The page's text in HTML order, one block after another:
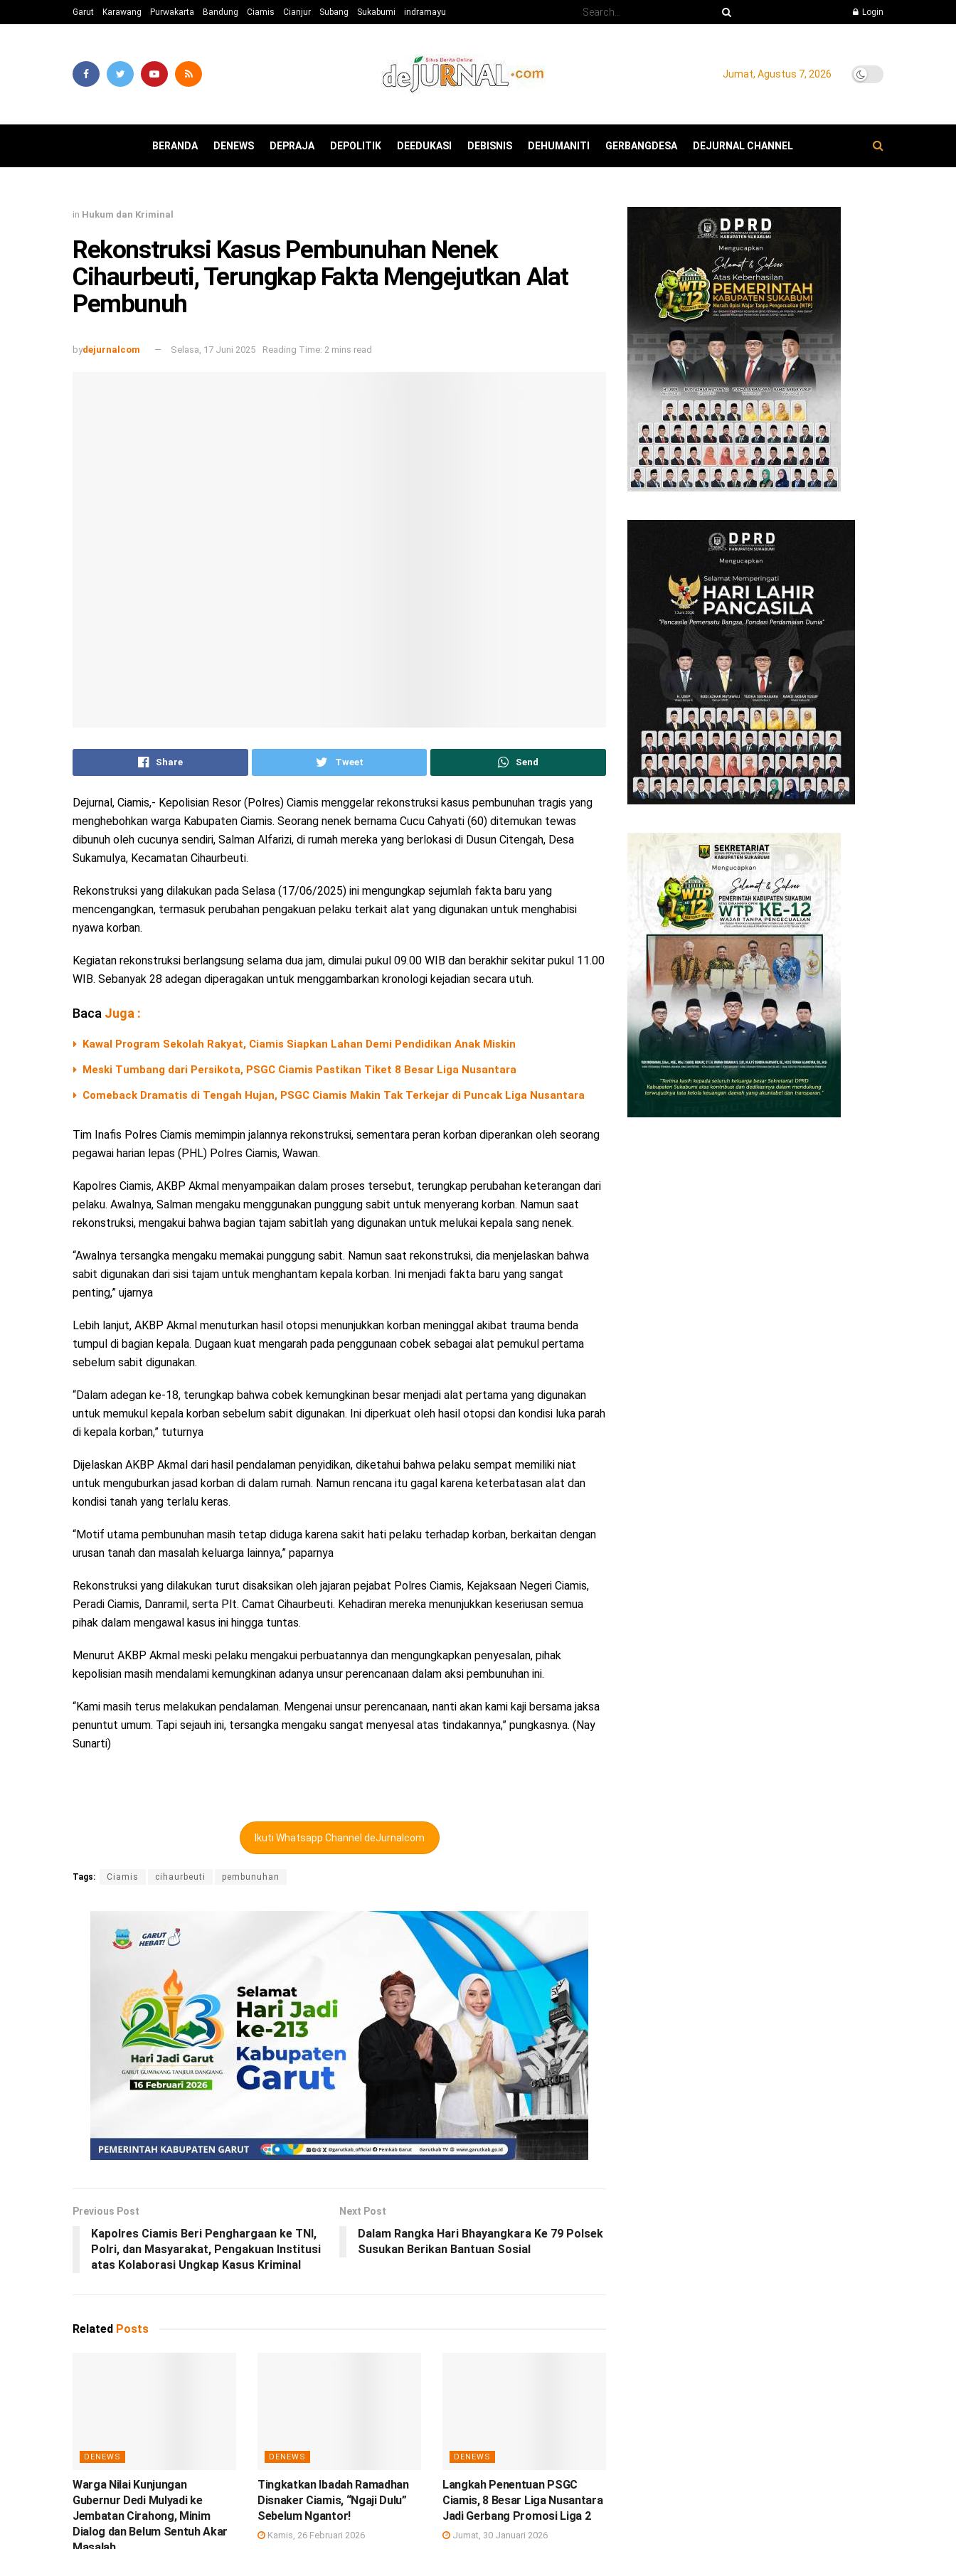
Garut Karawang Purwakarta Bandung Ciamis Cianjur Subang Sukabumi indramayu Login
Jumat, Agustus 7, 2026
BERANDA DENEWS DEPRAJA DEPOLITIK DEEDUKASI DEBISNIS DEHUMANITI GERBANGDESA DEJURNAL CHANNEL
in Hukum dan Kriminal
Rekonstruksi Kasus Pembunuhan Nenek
Cihaurbeuti, Terungkap Fakta Mengejutkan Alat
Pembunuh
bydejurnalcom Selasa, 17 Juni 2025 Reading Time: 2 mins read
Share Tweet Send
Dejurnal, Ciamis,- Kepolisian Resor (Polres) Ciamis menggelar rekonstruksi kasus pembunuhan tragis yang
menghebohkan warga Kabupaten Ciamis. Seorang nenek bernama Cucu Cahyati (60) ditemukan tewas
dibunuh oleh cucunya sendiri, Salman Alfarizi, di rumah mereka yang berlokasi di Dusun Citengah, Desa
Sukamulya, Kecamatan Cihaurbeuti.
Rekonstruksi yang dilakukan pada Selasa (17/06/2025) ini mengungkap sejumlah fakta baru yang
mencengangkan, termasuk perubahan pengakuan pelaku terkait alat yang digunakan untuk menghabisi
nyawa korban.
Kegiatan rekonstruksi berlangsung selama dua jam, dimulai pukul 09.00 WIB dan berakhir sekitar pukul 11.00
WIB. Sebanyak 28 adegan diperagakan untuk menggambarkan kronologi kejadian secara utuh.
Baca Juga :
Kawal Program Sekolah Rakyat, Ciamis Siapkan Lahan Demi Pendidikan Anak Miskin
Meski Tumbang dari Persikota, PSGC Ciamis Pastikan Tiket 8 Besar Liga Nusantara
Comeback Dramatis di Tengah Hujan, PSGC Ciamis Makin Tak Terkejar di Puncak Liga Nusantara
Tim Inafis Polres Ciamis memimpin jalannya rekonstruksi, sementara peran korban diperankan oleh seorang
pegawai harian lepas (PHL) Polres Ciamis, Wawan.
Kapolres Ciamis, AKBP Akmal menyampaikan dalam proses tersebut, terungkap perubahan keterangan dari
pelaku. Awalnya, Salman mengaku menggunakan punggung sabit untuk menyerang korban. Namun saat
rekonstruksi, mengakui bahwa bagian tajam sabitlah yang digunakan untuk melukai kepala sang nenek.
“Awalnya tersangka mengaku memakai punggung sabit. Namun saat rekonstruksi, dia menjelaskan bahwa
sabit digunakan dari sisi tajam untuk menghantam kepala korban. Ini menjadi fakta baru yang sangat
penting,” ujarnya
Lebih lanjut, AKBP Akmal menuturkan hasil otopsi menunjukkan korban meninggal akibat trauma benda
tumpul di bagian kepala. Dugaan kuat mengarah pada penggunaan cobek sebagai alat pemukul pertama
sebelum sabit digunakan.
“Dalam adegan ke-18, terungkap bahwa cobek kemungkinan besar menjadi alat pertama yang digunakan
untuk memukul kepala korban sebelum sabit digunakan. Ini diperkuat oleh hasil otopsi dan kondisi luka parah
di kepala korban,” tuturnya
Dijelaskan AKBP Akmal dari hasil pendalaman penyidikan, diketahui bahwa pelaku sempat memiliki niat
untuk menguburkan jasad korban di dalam rumah. Namun rencana itu gagal karena keterbatasan alat dan
kondisi tanah yang terlalu keras.
“Motif utama pembunuhan masih tetap diduga karena sakit hati pelaku terhadap korban, berkaitan dengan
urusan tanah dan masalah keluarga lainnya,” paparnya
Rekonstruksi yang dilakukan turut disaksikan oleh jajaran pejabat Polres Ciamis, Kejaksaan Negeri Ciamis,
Peradi Ciamis, Danramil, serta Plt. Camat Cihaurbeuti. Kehadiran mereka menunjukkan keseriusan semua
pihak dalam mengawal kasus ini hingga tuntas.
Menurut AKBP Akmal meski pelaku mengakui perbuatannya dan mengungkapkan penyesalan, pihak
kepolisian masih mendalami kemungkinan adanya unsur perencanaan dalam aksi pembunuhan ini.
“Kami masih terus melakukan pendalaman. Mengenai unsur perencanaan, nanti akan kami kaji bersama jaksa
penuntut umum. Tapi sejauh ini, tersangka mengaku sangat menyesal atas tindakannya,” pungkasnya. (Nay
Sunarti)
Ikuti Whatsapp Channel deJurnalcom
Tags: Ciamis cihaurbeuti pembunuhan
Previous Post
Kapolres Ciamis Beri Penghargaan ke TNI,
Polri, dan Masyarakat, Pengakuan Institusi
atas Kolaborasi Ungkap Kasus Kriminal
Next Post
Dalam Rangka Hari Bhayangkara Ke 79 Polsek
Susukan Berikan Bantuan Sosial
Related Posts
DENEWS
Warga Nilai Kunjungan
Gubernur Dedi Mulyadi ke
Jembatan Cirahong, Minim
Dialog dan Belum Sentuh Akar
DENEWS
Tingkatkan Ibadah Ramadhan
Disnaker Ciamis, “Ngaji Dulu”
Sebelum Ngantor!
Kamis, 26 Februari 2026
DENEWS
Langkah Penentuan PSGC
Ciamis, 8 Besar Liga Nusantara
Jadi Gerbang Promosi Liga 2
Jumat, 30 Januari 2026